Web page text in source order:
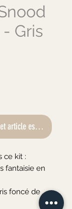
Gris
article est disponible
ce kit :
fantaisie en
foncé de